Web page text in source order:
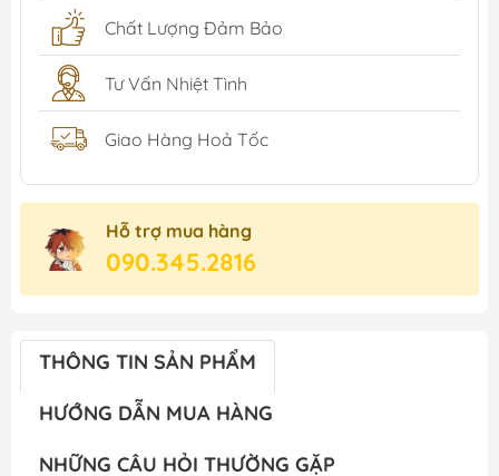
Chất Lượng Đảm Bảo
Tư Vấn Nhiệt Tình
Giao Hàng Hoả Tốc
Hỗ trợ mua hàng
090.345.2816
THÔNG TIN SẢN PHẨM
HƯỚNG DẪN MUA HÀNG
NHỮNG CÂU HỎI THƯỜNG GẶP